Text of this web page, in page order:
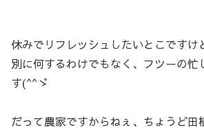
休みでリフレッシュしたいとこですけ
別に何するわけでもなく、フツーの忙
す(^^ゞ
だって農家ですからねぇ、ちょうど田